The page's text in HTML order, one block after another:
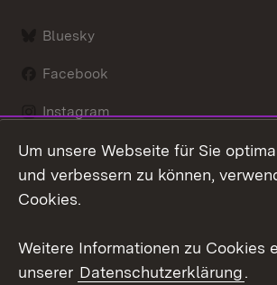
Bluesky
Facebook
Instagram
LinkedIn
Um unsere Webseite für Sie
und verbessern zu können,
Cookies.
Weitere Informationen zu Cookies
unserer Datenschutzerklärung.